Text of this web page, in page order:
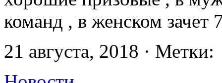
команд , в женском зачет
21 августа, 2018 · Метки: